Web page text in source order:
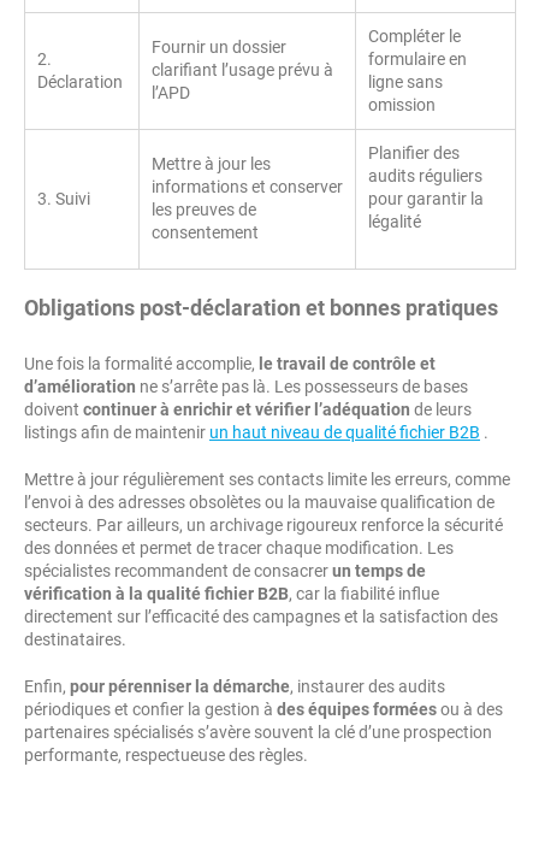
2.
Déclaration
Fournir un dossier
clarifiant l’usage prévu à
l’APD
Compléter le
formulaire en
ligne sans
omission
3. Suivi
Mettre à jour les
informations et conserver
les preuves de
consentement
Planifier des
audits réguliers
pour garantir la
légalité
Obligations post-déclaration et bonnes pratiques
Une fois la formalité accomplie, le travail de contrôle et
d’amélioration ne s’arrête pas là. Les possesseurs de bases
doivent continuer à enrichir et vérifier l’adéquation de leurs
listings afin de maintenir un haut niveau de qualité fichier B2B .
Mettre à jour régulièrement ses contacts limite les erreurs, comme
l’envoi à des adresses obsolètes ou la mauvaise qualification de
secteurs. Par ailleurs, un archivage rigoureux renforce la sécurité
des données et permet de tracer chaque modification. Les
spécialistes recommandent de consacrerun temps de
vérification à la qualité fichier B2B, car la fiabilité influe
directement sur l’efficacité des campagnes et la satisfaction des
destinataires.
Enfin, pour pérenniser la démarche, instaurer des audits
périodiques et confier la gestion à des équipes forméesou à des
partenaires spécialisés s’avère souvent la clé d’une prospection
performante, respectueuse des règles.